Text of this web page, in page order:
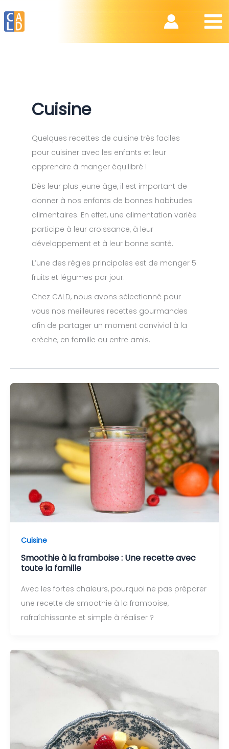
au
Cuisine
Quelques recettes de cuisine très faciles
pour cuisiner avec les enfants et leur
apprendre à manger équilibré !
Dès leur plus jeune âge, il est important de
donner à nos enfants de bonnes habitudes
alimentaires. En effet, une alimentation variée
participe à leur croissance, à leur
développement et à leur bonne santé.
L’une des règles principales est de manger 5
fruits et légumes par jour.
Chez CALD, nous avons sélectionné pour
vous nos meilleures recettes gourmandes
afin de partager un moment convivial à la
crèche, en famille ou entre amis.
Cuisine
Smoothie à la framboise : Une recette avec
toute la famille
Avec les fortes chaleurs, pourquoi ne pas préparer
une recette de smoothie à la framboise,
rafraîchissante et simple à réaliser ?